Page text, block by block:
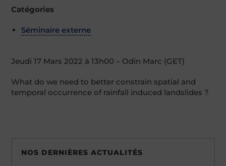
Catégories
Séminaire externe
Jeudi 17 Mars 2022 à 13h00 – Odin Marc (GET)
What do we need to better constrain spatial and
temporal occurrence of rainfall induced landslides ?
NOS DERNIÈRES ACTUALITÉS